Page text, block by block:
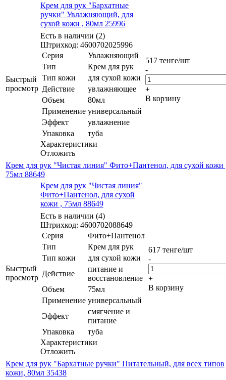
Быстрый
просмотр
Крем для рук "Бархатные
ручки" Увлажняющий, для
сухой кожи , 80мл 25996
Есть в наличии (2)
Штрихкод: 4600702025996
Серия
Увлажняющий
Тип
Крем для рук
Тип кожи
для сухой кожи
Действие
увлажняющее
Объем
80мл
Применение универсальный
Эффект
увлажнение
Упаковка
туба
Характеристики
Отложить
517 тенге/шт
-
+
В корзину
Крем для рук "Чистая линия" Фито+Пантенол, для сухой кожи
75мл 88649
Быстрый
просмотр
Крем для рук "Чистая линия"
Фито+Пантенол, для сухой
кожи , 75мл 88649
Есть в наличии (4)
Штрихкод: 4600702088649
Серия
Фито+Пантенол
Тип
Крем для рук
Тип кожи
для сухой кожи
Действие
питание и
восстановление
Объем
75мл
Применение универсальный
Эффект
смягчение и
питание
Упаковка
туба
Характеристики
Отложить
617 тенге/шт
-
+
В корзину
Крем для рук "Бархатные ручки" Питательный, для всех типов
кожи, 80мл 35438